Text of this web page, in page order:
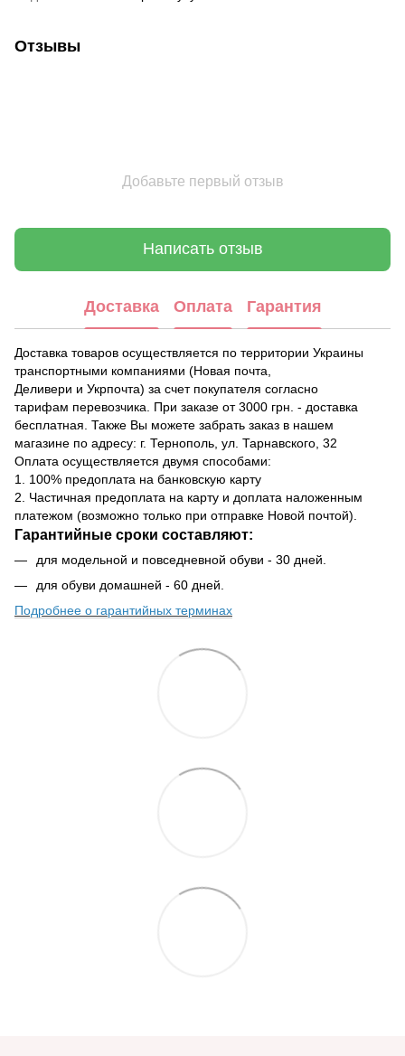
Отзывы
Добавьте первый отзыв
Написать отзыв
Доставка Оплата Гарантия
Доставка товаров осуществляется по территории Украины
транспортными компаниями (Новая почта,
Деливери и Укрпочта) за счет покупателя согласно
тарифам перевозчика. При заказе от 3000 грн. - доставка
бесплатная. Также Вы можете забрать заказ в нашем
магазине по адресу: г. Тернополь, ул. Тарнавского, 32
Оплата осуществляется двумя способами:
1. 100% предоплата на банковскую карту
2. Частичная предоплата на карту и доплата наложенным
платежом (возможно только при отправке Новой почтой).
Гарантийные сроки составляют:
для модельной и повседневной обуви - 30 дней.
для обуви домашней - 60 дней.
Подробнее о гарантийных терминах